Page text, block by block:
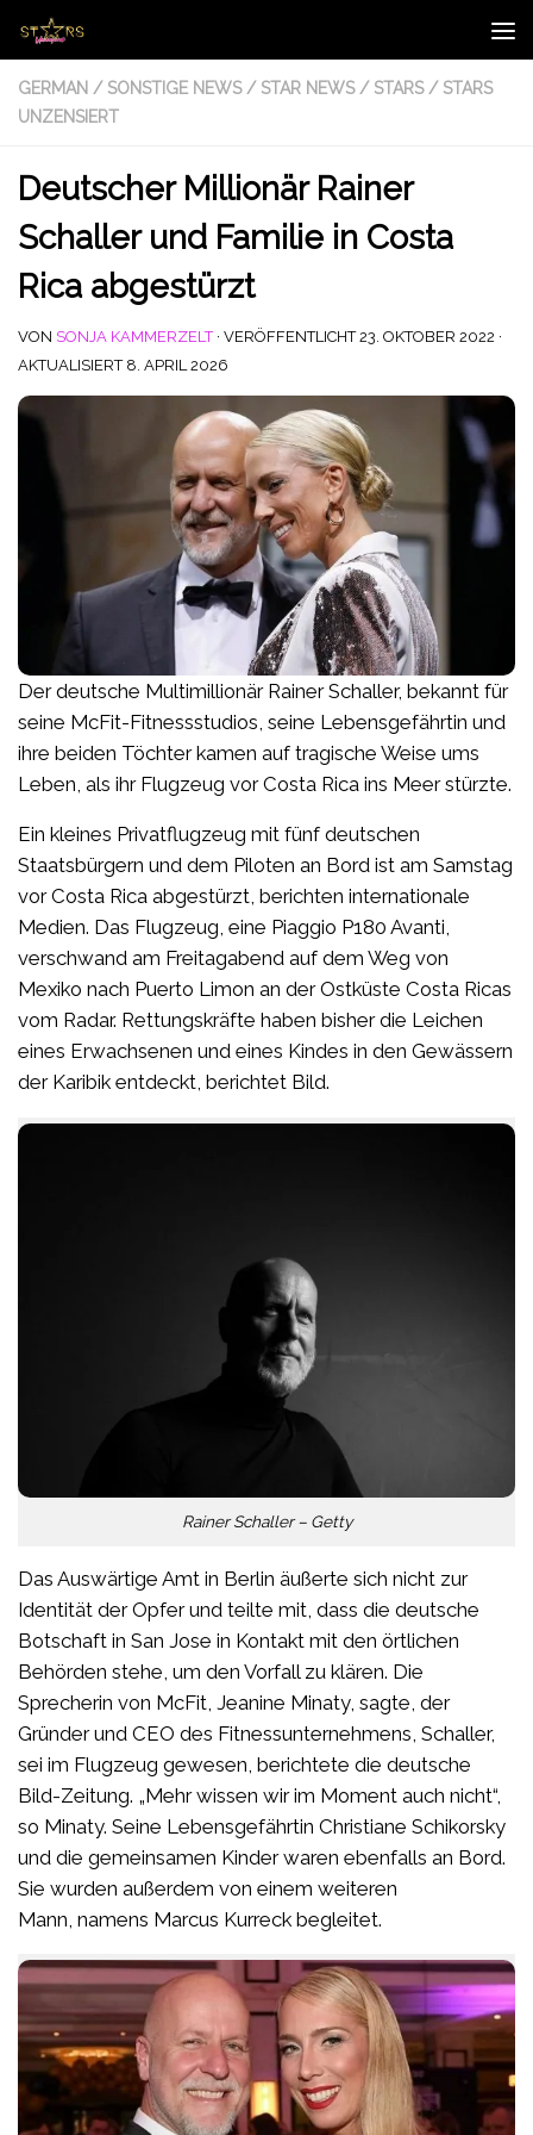
Zum Inhalt springen
GERMAN / SONSTIGE NEWS / STAR NEWS / STARS / STARS
UNZENSIERT
Deutscher Millionär Rainer
Schaller und Familie in Costa
Rica abgestürzt
VON SONJA KAMMERZELT · VERÖFFENTLICHT23. OKTOBER 2022 ·
AKTUALISIERT 8. APRIL 2026
Der deutsche Multimillionär Rainer Schaller, bekannt für
seine McFit-Fitnessstudios, seine Lebensgefährtin und
ihre beiden Töchter kamen auf tragische Weise ums
Leben, als ihr Flugzeug vor Costa Rica ins Meer stürzte.
Ein kleines Privatflugzeug mit fünf deutschen
Staatsbürgern und dem Piloten an Bord ist am Samstag
vor Costa Rica abgestürzt, berichten internationale
Medien. Das Flugzeug, eine Piaggio P180 Avanti,
verschwand am Freitagabend auf dem Weg von
Mexiko nach Puerto Limon an der Ostküste Costa Ricas
vom Radar. Rettungskräfte haben bisher die Leichen
eines Erwachsenen und eines Kindes in den Gewässern
der Karibik entdeckt, berichtet Bild.
Rainer Schaller – Getty
Das Auswärtige Amt in Berlin äußerte sich nicht zur
Identität der Opfer und teilte mit, dass die deutsche
Botschaft in San Jose in Kontakt mit den örtlichen
Behörden stehe, um den Vorfall zu klären. Die
Sprecherin von McFit, Jeanine Minaty, sagte, der
Gründer und CEO des Fitnessunternehmens, Schaller,
sei im Flugzeug gewesen, berichtete die deutsche
Bild-Zeitung. „Mehr wissen wir im Moment auch nicht“,
so Minaty. Seine Lebensgefährtin Christiane Schikorsky
und die gemeinsamen Kinder waren ebenfalls an Bord.
Sie wurden außerdem von einem weiteren
Mann, namens Marcus Kurreck begleitet.